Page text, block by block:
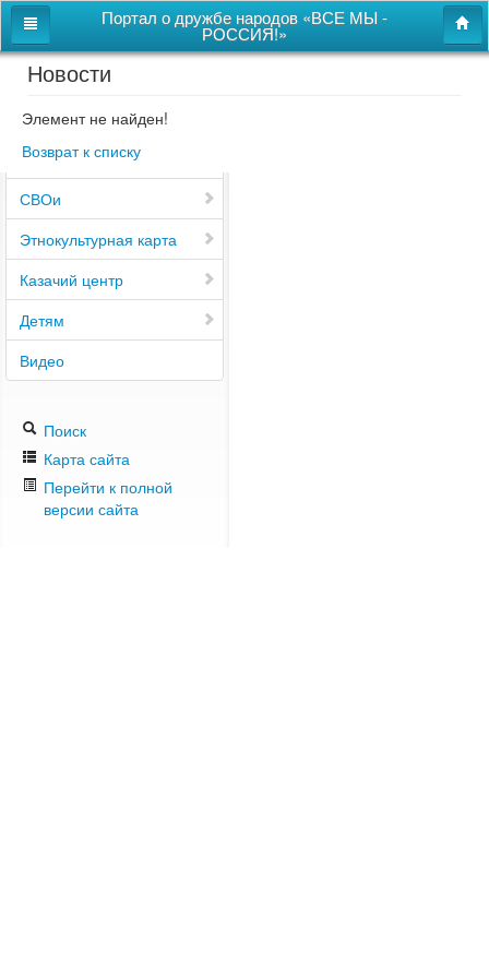
Портал о дружбе народов «ВСЕ МЫ -
РОССИЯ!»
Главная
Дом дружбы народов
Новости
СВОи
Этнокультурная карта
Казачий центр
Детям
Видео
Поиск
Карта сайта
Перейти к полной
версии сайта
Новости
Элемент не найден!
Возврат к списку